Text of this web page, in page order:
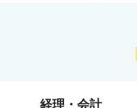
経理・会計